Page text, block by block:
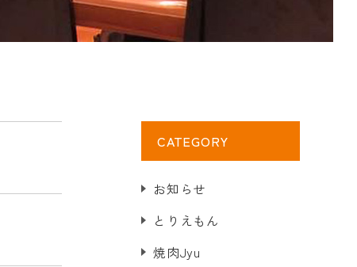
CATEGORY
お知らせ
とりえもん
焼肉Jyu